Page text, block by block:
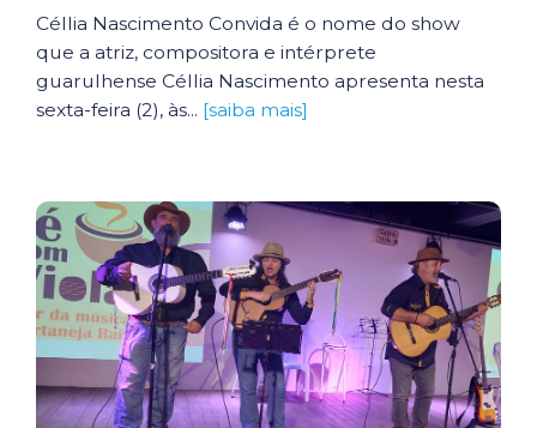
Céllia Nascimento Convida é o nome do show
que a atriz, compositora e intérprete
guarulhense Céllia Nascimento apresenta nesta
sexta-feira (2), às... [saiba mais]